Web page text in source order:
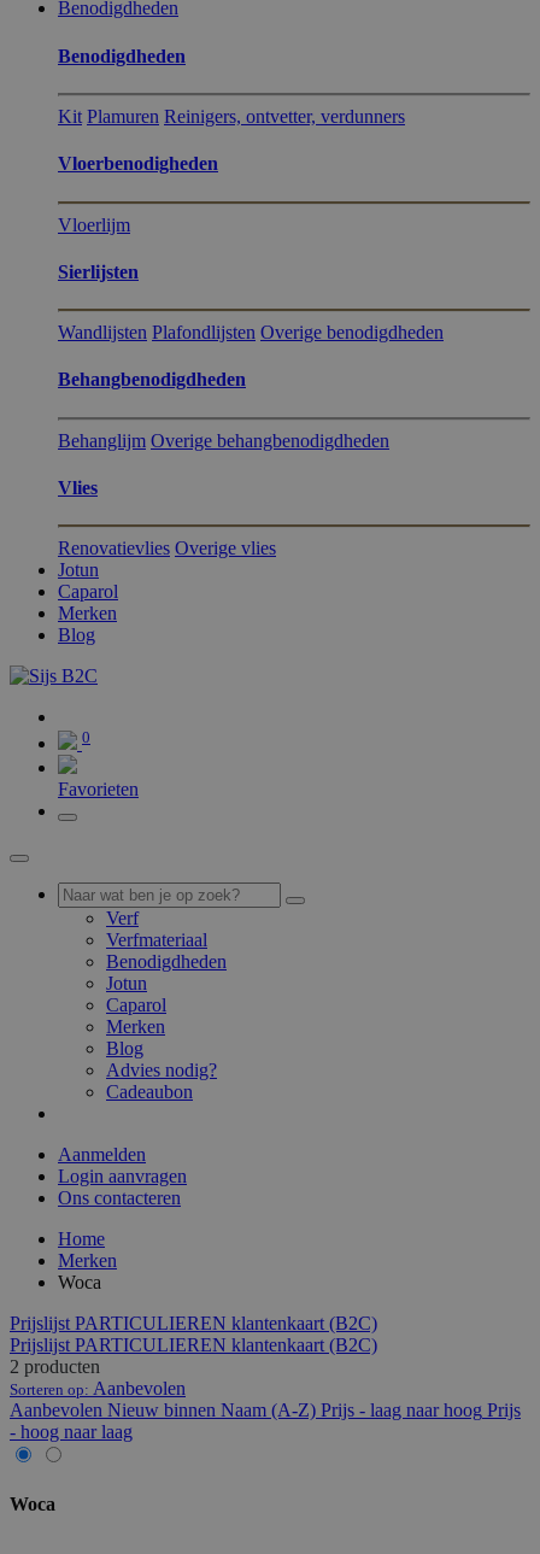
Benodigdheden
Benodigdheden
Kit Plamuren Reinigers, ontvetter, verdunners
Vloerbenodigheden
Vloerlijm
Sierlijsten
Wandlijsten Plafondlijsten Overige benodigdheden
Behangbenodigdheden
Behanglijm Overige behangbenodigdheden
Vlies
Renovatievlies Overige vlies
Jotun
Caparol
Merken
Blog
0
Favorieten
Verf
Verfmateriaal
Benodigdheden
Jotun
Caparol
Merken
Blog
Advies nodig?
Cadeaubon
Aanmelden
Login aanvragen
Ons contacteren
Home
Merken
Woca
Prijslijst PARTICULIEREN klantenkaart (B2C)
Prijslijst PARTICULIEREN klantenkaart (B2C)
2 producten
Sorteren op: Aanbevolen
Aanbevolen Nieuw binnen Naam (A-Z) Prijs - laag naar hoog Prijs
- hoog naar laag
Woca